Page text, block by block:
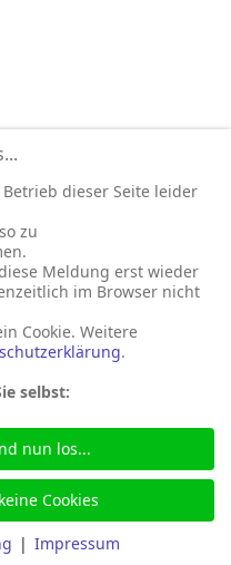
dieser Seite leider
zu
Meldung erst wieder
im Browser nicht
Cookie. Weitere
.
selbst:
nun los...
Cookies
| Impressum